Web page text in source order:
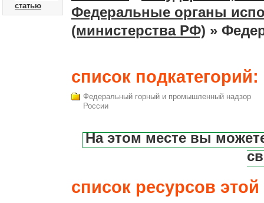
статью
Федеральные органы
(министерства РФ) »
список подкатегорий:
Федеральный горный и промышленный надзор
России
На этом месте вы
список ресурсов этой